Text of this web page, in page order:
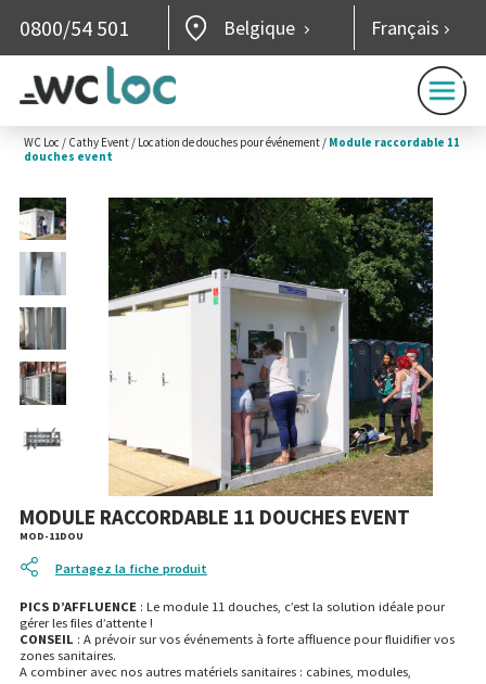
0800/54 501 Belgique Français
WC Loc / Cathy Event / Location de douches pour événement / Module raccordable 11
douches event
MODULE RACCORDABLE 11 DOUCHES EVENT
MOD-11DOU
Partagez la fiche produit
PICS D’AFFLUENCE: Le module 11 douches, c’est la solution idéale pour
gérer les files d’attente !
CONSEIL : A prévoir sur vos événements à forte affluence pour fluidifier vos
zones sanitaires.
A combiner avec nos autres matériels sanitaires : cabines, modules,